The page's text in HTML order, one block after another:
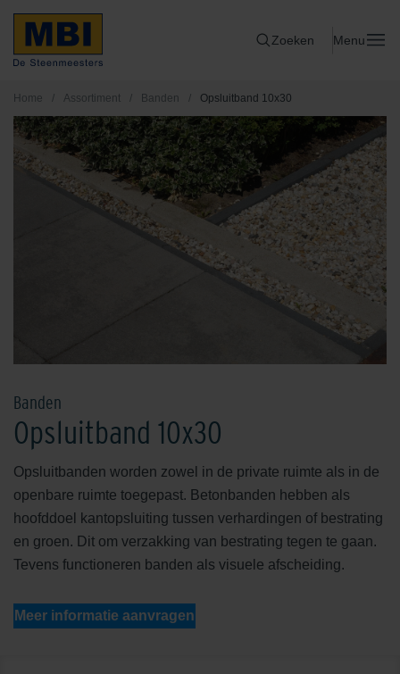
Zoeken Menu
Home / Assortiment / Banden / Opsluitband 10x30
Banden
Opsluitband 10x30
Opsluitbanden worden zowel in de private ruimte als in de
openbare ruimte toegepast. Betonbanden hebben als
hoofddoel kantopsluiting tussen verhardingen of bestrating
en groen. Dit om verzakking van bestrating tegen te gaan.
Tevens functioneren banden als visuele afscheiding.
Meer informatie aanvragen